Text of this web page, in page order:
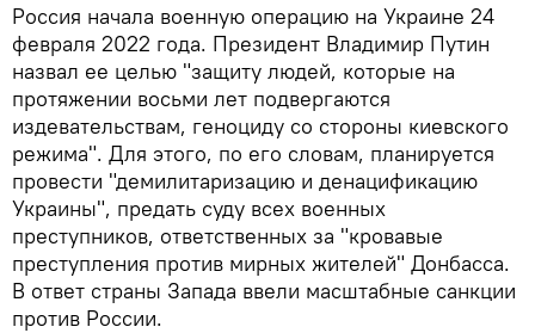
Россия начала военную операцию на Украине 24
февраля 2022 года. Президент Владимир Путин
назвал ее целью "защиту людей, которые на
протяжении восьми лет подвергаются
издевательствам, геноциду со стороны киевского
режима". Для этого, по его словам, планируется
провести "демилитаризацию и денацификацию
Украины", предать суду всех военных
преступников, ответственных за "кровавые
преступления против мирных жителей" Донбасса.
В ответ страны Запада ввели масштабные санкции
против России.